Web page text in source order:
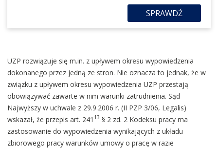
SPRAWDŹ
UZP rozwiązuje się m.in. z upływem okresu wypowiedzenia
dokonanego przez jedną ze stron. Nie oznacza to jednak, że w
związku z upływem okresu wypowiedzenia UZP przestają
obowiązywać zawarte w nim warunki zatrudnienia. Sąd
Najwyższy w uchwale z 29.9.2006 r. (II PZP 3/06, Legalis)
wskazał, że przepis art. 241 13 § 2 zd. 2 Kodeksu pracy ma
zastosowanie do wypowiedzenia wynikających z układu
zbiorowego pracy warunków umowy o pracę w razie